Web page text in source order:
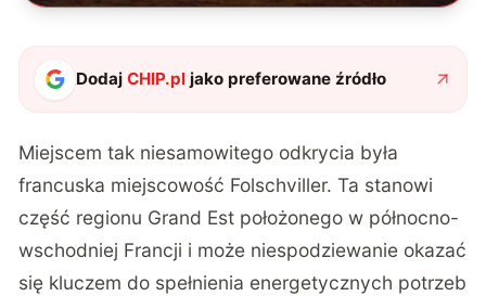
DodajCHIP.pl jako preferowane źródło
Miejscem tak niesamowitego odkrycia była
francuska miejscowość Folschviller. Ta stanowi
część regionu Grand Est położonego w północno-
wschodniej Francji i może niespodziewanie okazać
się kluczem do spełnienia energetycznych potrzeb